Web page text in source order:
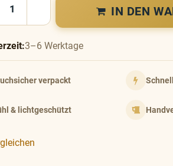
IN DEN
3–6 Werktage
verpackt
& lichtgeschützt